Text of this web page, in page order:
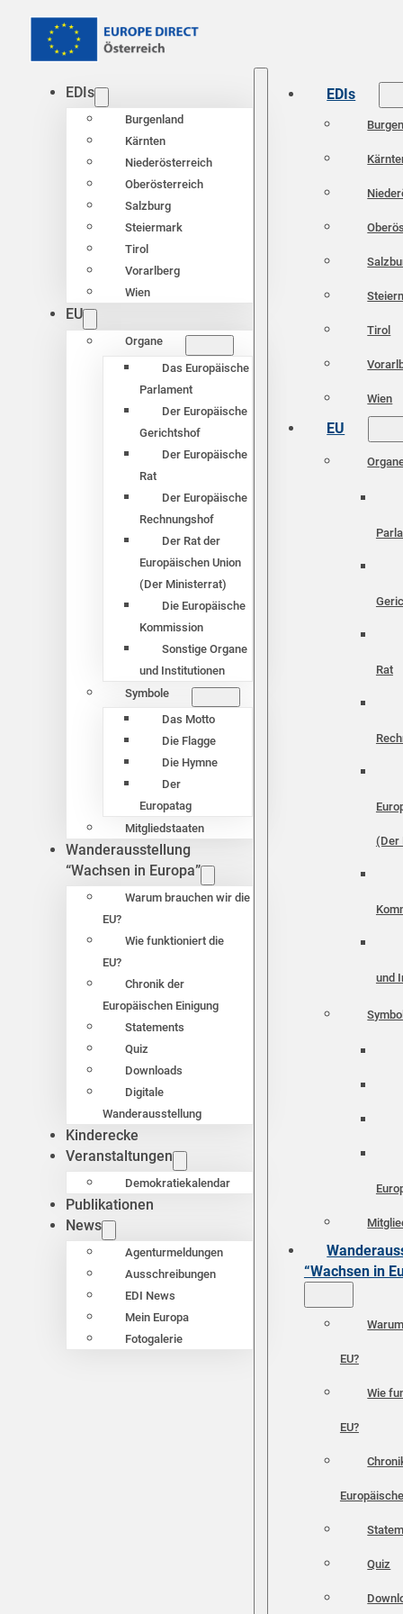
EDIs
Burgenland
Kärnten
Niederösterreich
Oberösterreich
Salzburg
Steiermark
Tirol
Vorarlberg
Wien
EU
Organe
Das Europäische
Parlament
Der Europäische
Gerichtshof
Der Europäische
Rat
Der Europäische
Rechnungshof
Der Rat der
Europäischen Union
(Der Ministerrat)
Die Europäische
Kommission
Sonstige Organe
und Institutionen
Symbole
Das Motto
Die Flagge
Die Hymne
Der
Europatag
Mitgliedstaaten
Wanderausstellung
“Wachsen in Europa”
Warum brauchen wir die
EU?
Wie funktioniert die
EU?
Chronik der
Europäischen Einigung
Statements
Quiz
Downloads
Digitale
Wanderausstellung
Kinderecke
Veranstaltungen
Demokratiekalendar
Publikationen
News
Agenturmeldungen
Ausschreibungen
EDI News
Mein Europa
Fotogalerie
EDIs
Tirol
Wien
EU
Rat
(Der
und
“Wachsen in
EU?
Wie
EU?
Quiz